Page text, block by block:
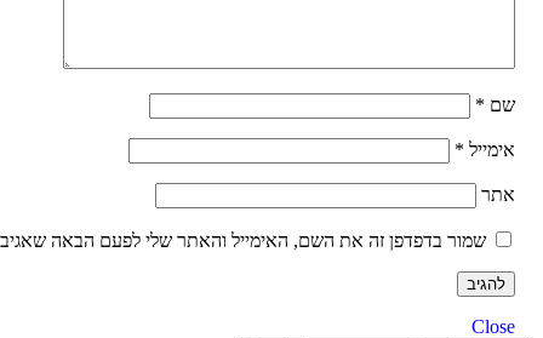
שם *
אימייל *
אתר
שמור בדפדפן זה את השם, האימייל והאתר שלי לפעם הבאה
Close